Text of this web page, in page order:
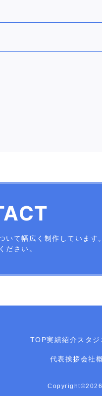
いて幅広く制作しています。
ださい。
TOP実績紹介 スタジ
代表挨拶会社